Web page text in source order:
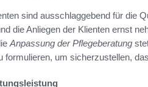
sind ausschlaggebend für die
die Anliegen der Klienten ernst
Anpassung der Pflegeberatung
formulieren, um sicherzustellen,